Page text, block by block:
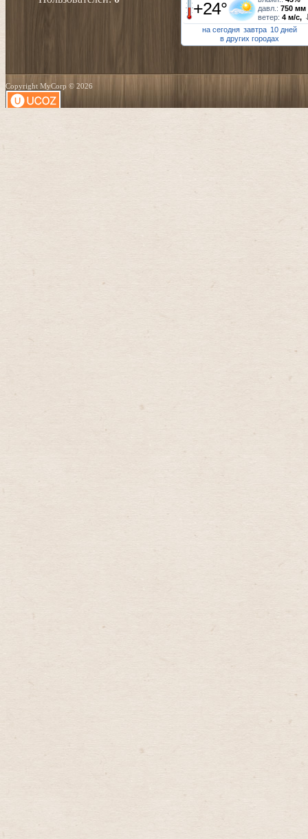
+24°
давл.:750 мм
ветер:4 м/с,
на сегодня завтра 10 дней
в других городах
Copyright MyCorp © 2026